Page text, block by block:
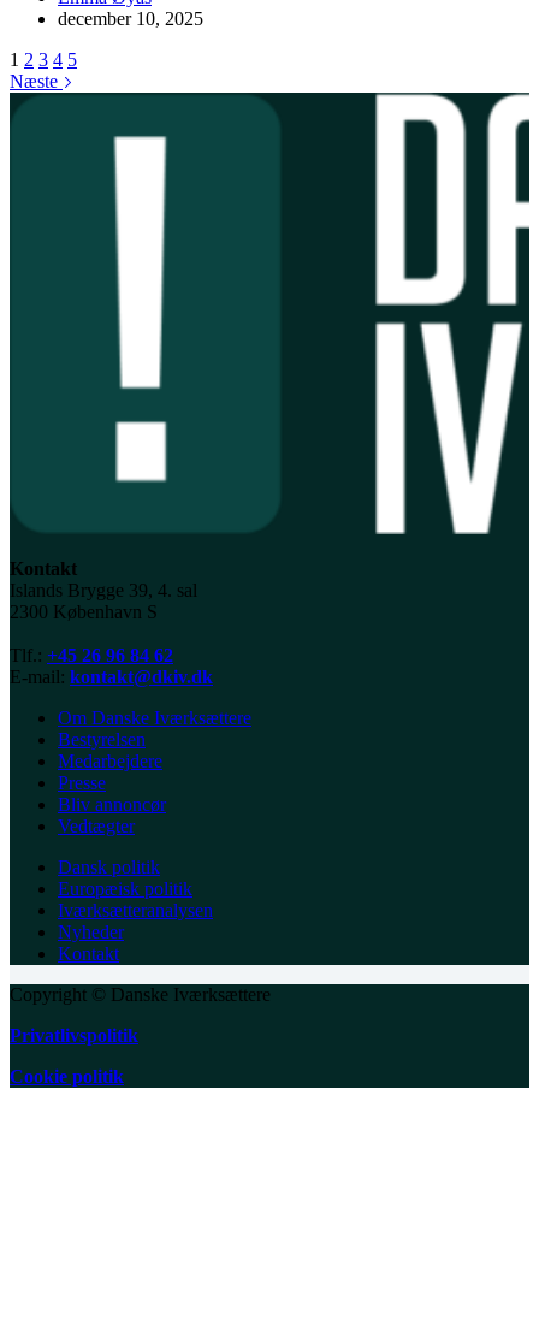
december 10, 2025
1 2 3 4 5
Næste
Kontakt
Islands Brygge 39, 4. sal
2300 København S
Tlf.: +45 26 96 84 62
E-mail: kontakt@dkiv.dk
Om Danske Iværksættere
Bestyrelsen
Medarbejdere
Presse
Bliv annoncør
Vedtægter
Dansk politik
Europæisk politik
Iværksætteranalysen
Nyheder
Kontakt
Copyright © Danske Iværksættere
Privatlivspolitik
Cookie politik